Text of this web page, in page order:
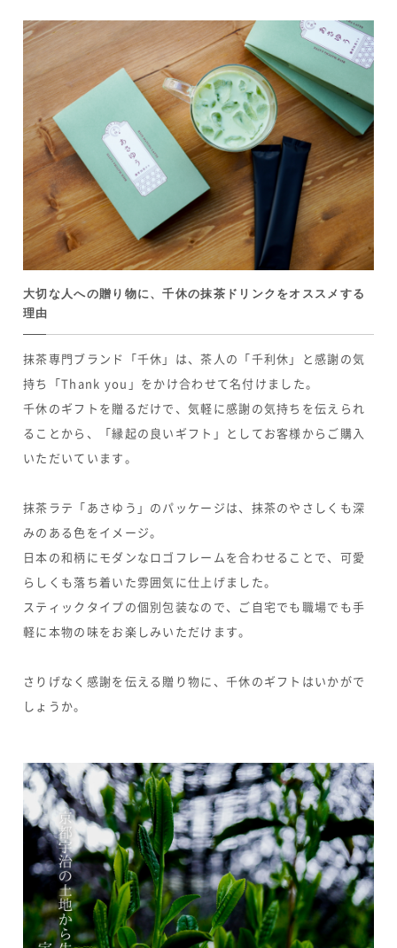
大切な人への贈り物に、千休の抹茶ドリンクをオススメする
理由
抹茶専門ブランド「千休」は、茶人の「千利休」と感謝の気
持ち「Thank you」をかけ合わせて名付けました。
千休のギフトを贈るだけで、気軽に感謝の気持ちを伝えられ
ることから、「縁起の良いギフト」としてお客様からご購入
いただいています。
抹茶ラテ「あさゆう」のパッケージは、抹茶のやさしくも深
みのある色をイメージ。
日本の和柄にモダンなロゴフレームを合わせることで、可愛
らしくも落ち着いた雰囲気に仕上げました。
スティックタイプの個別包装なので、ご自宅でも職場でも手
軽に本物の味をお楽しみいただけます。
さりげなく感謝を伝える贈り物に、千休のギフトはいかがで
しょうか。